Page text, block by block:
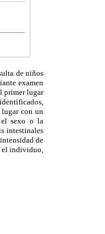
de niños
examen
primer lugar
con un
el sexo o la
intestinales
de
el individuo,